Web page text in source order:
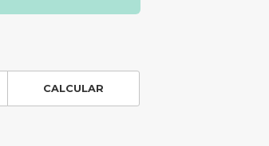
CALCULAR